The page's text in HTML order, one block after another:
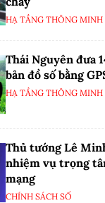
HẠ TẦNG THÔNG MINH
Thái Nguyên đưa
bản đồ số bằng
HẠ TẦNG THÔNG MINH
Thủ tướng Lê
nhiệm vụ trọng
mạng
CHÍNH SÁCH SỐ